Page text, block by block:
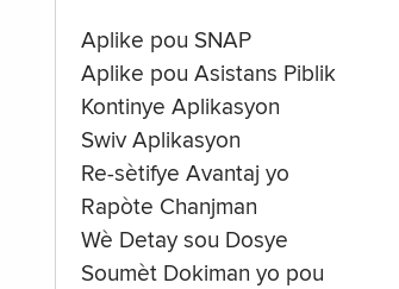
Aplike pou SNAP
Aplike pou Asistans Piblik
Kontinye Aplikasyon
Swiv Aplikasyon
Re-sètifye Avantaj yo
Rapòte Chanjman
Wè Detay sou Dosye
Soumèt Dokiman yo pou